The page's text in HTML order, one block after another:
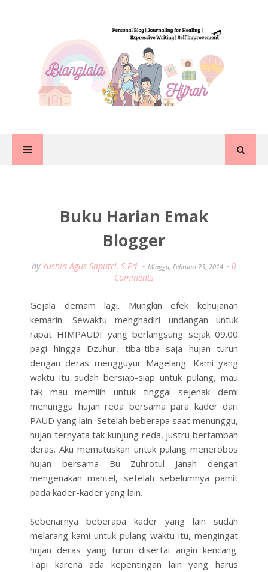
Buku Harian Emak
Blogger
by Yusnia Agus Saputri, S.Pd. Minggu, Februari 23, 2014
0
Comments
Gejala demam lagi. Mungkin efek kehujanan
kemarin. Sewaktu menghadiri undangan untuk
rapat HIMPAUDI yang berlangsung sejak 09.00
pagi hingga Dzuhur, tiba-tiba saja hujan turun
dengan deras mengguyur Magelang. Kami yang
waktu itu sudah bersiap-siap untuk pulang, mau
tak mau memilih untuk tinggal sejenak demi
menunggu hujan reda bersama para kader dari
PAUD yang lain. Setelah beberapa saat menunggu,
hujan ternyata tak kunjung reda, justru bertambah
deras. Aku memutuskan untuk pulang menerobos
hujan bersama Bu Zuhrotul Janah dengan
mengenakan mantel, setelah sebelumnya pamit
pada kader-kader yang lain.
Sebenarnya beberapa kader yang lain sudah
melarang kami untuk pulang waktu itu, mengingat
hujan deras yang turun disertai angin kencang.
Tapi karena ada kepentingan lain yang harus